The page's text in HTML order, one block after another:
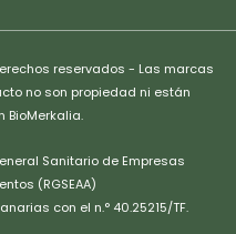
reservados - Las marcas
no son propiedad ni están
BioMerkalia.
Sanitario de Empresas
(RGSEAA)
con el n.° 40.25215/TF.